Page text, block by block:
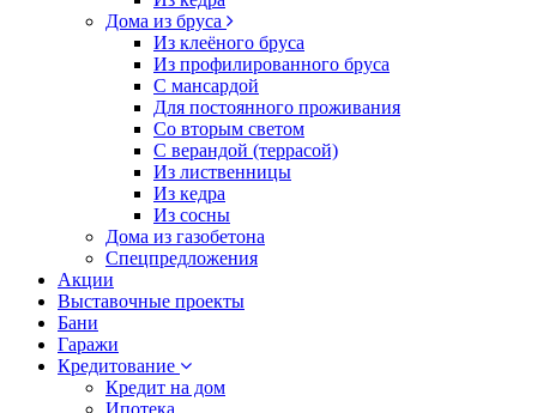
Дома из бруса
Из клеёного бруса
Из профилированного бруса
С мансардой
Для постоянного проживания
Со вторым светом
С верандой (террасой)
Из лиственницы
Из кедра
Из сосны
Дома из газобетона
Спецпредложения
Акции
Выставочные проекты
Бани
Гаражи
Кредитование
Кредит на дом
Ипотека